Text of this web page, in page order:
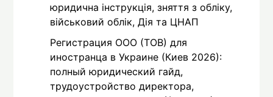
юридична інструкція, зняття з обліку,
військовий облік, Дія та ЦНАП
Регистрация ООО (ТОВ) для
иностранца в Украине (Киев 2026):
полный юридический гайд,
трудоустройство директора,